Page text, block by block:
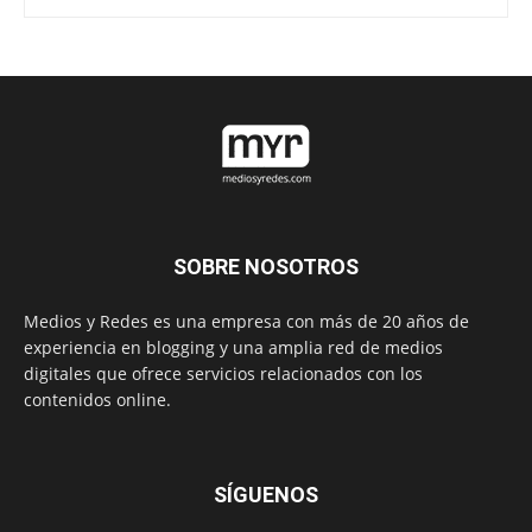
SOBRE NOSOTROS
Medios y Redes es una empresa con más de 20 años de
experiencia en blogging y una amplia red de medios
digitales que ofrece servicios relacionados con los
contenidos online.
SÍGUENOS